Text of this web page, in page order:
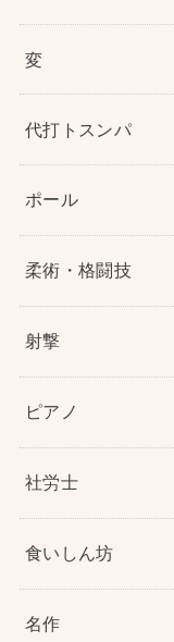
変
代打トスンパ
ポール
柔術・格闘技
射撃
ピアノ
社労士
食いしん坊
名作